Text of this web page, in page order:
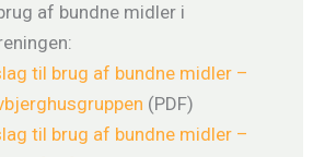
af bundne midler i
til brug af bundne midler –
(PDF)
til brug af bundne midler –